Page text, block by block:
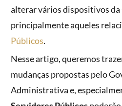
alterar vários dispositivos
principalmente aqueles
Públicos.
Nesse artigo, queremos
mudanças propostas pelo
Administrativa e,